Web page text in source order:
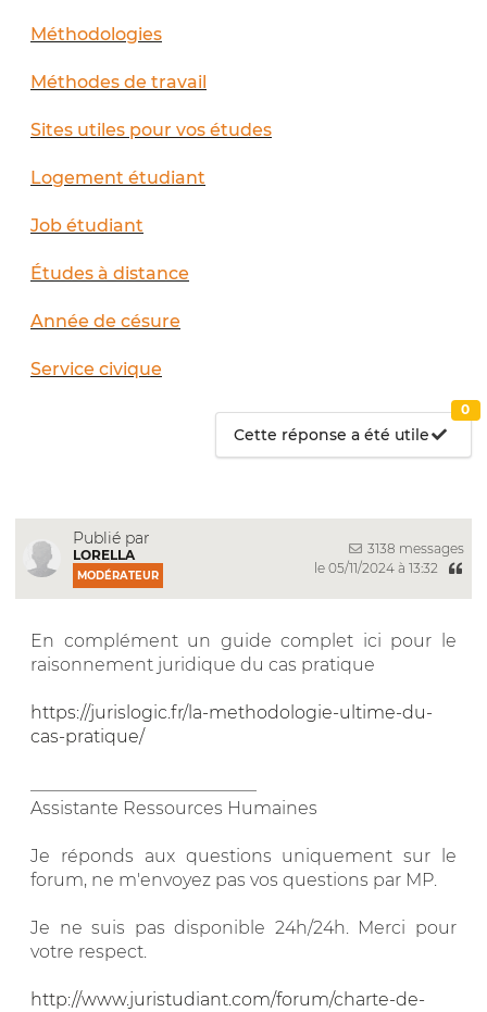
Méthodologies
Méthodes de travail
Sites utiles pour vos études
Logement étudiant
Job étudiant
Études à distance
Année de césure
Service civique
Cette réponse a été utile
0
Publié par
LORELLA
MODÉRATEUR
3138 messages
le 05/11/2024 à 13:32
En complément un guide complet ici pour le
raisonnement juridique du cas pratique
https://jurislogic.fr/la-methodologie-ultime-du-
cas-pratique/
Assistante Ressources Humaines
Je réponds aux questions uniquement sur le
forum, ne m'envoyez pas vos questions par MP.
Je ne suis pas disponible 24h/24h. Merci pour
votre respect.
http://www.juristudiant.com/forum/charte-de-